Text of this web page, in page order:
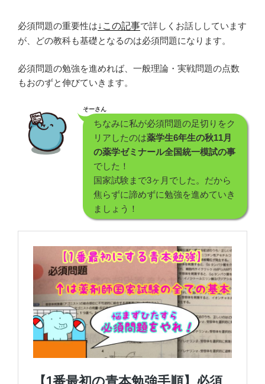
必須問題の重要性は↓この記事で詳しくお話ししています
が、
どの教科も基礎となるのは必須問題になります。
必須問題の勉強を進めれば、一般理論・実戦問題の点数
もおのずと伸びていきます。
そーさん
ちなみに私が必須問題の足切りをク
リアしたのは薬学生6年生の秋11月
の薬学ゼミナール全国統一模試の事
でした！
国家試験まで3ヶ月でした。だから
焦らずに諦めずに勉強を進めていき
ましょう！